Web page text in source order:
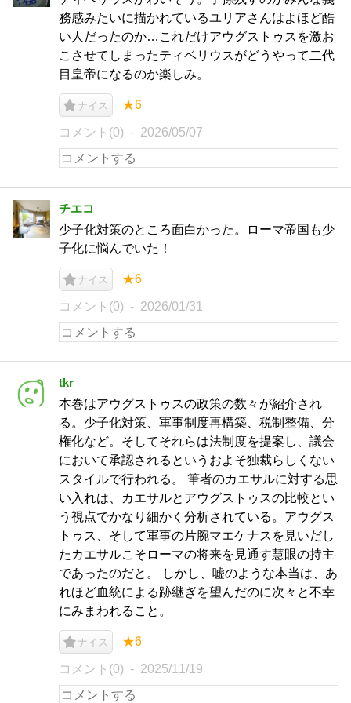
務感みたいに描かれているユリアさんはよほど酷
い人だったのか…これだけアウグストゥスを激お
こさせてしまったティベリウスがどうやって二代
目皇帝になるのか楽しみ。
ナイス ★6
コメント(0) 2026/05/07
チエコ
少子化対策のところ面白かった。ローマ帝国も少
子化に悩んでいた！
ナイス ★6
コメント(0) 2026/01/31
tkr
本巻はアウグストゥスの政策の数々が紹介され
る。少子化対策、軍事制度再構築、税制整備、分
権化など。そしてそれらは法制度を提案し、議会
において承認されるというおよそ独裁らしくない
スタイルで行われる。 筆者のカエサルに対する思
い入れは、カエサルとアウグストゥスの比較とい
う視点でかなり細かく分析されている。アウグス
トゥス、そして軍事の片腕マエケナスを見いだし
たカエサルこそローマの将来を見通す慧眼の持主
であったのだと。 しかし、嘘のような本当は、あ
れほど血統による跡継ぎを望んだのに次々と不幸
にみまわれること。
ナイス ★6
コメント(0) 2025/11/19